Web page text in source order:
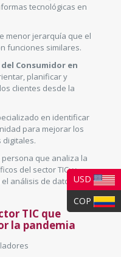
tecnológicas en
menor jerarquía que el
funciones similares.
Consumidor en
planificar y
clientes desde la
en identificar
para mejorar los
digitales.
persona que analiza la
del sector TIC; y
análisis de datos y
TIC que
la pandemia
USD
COP